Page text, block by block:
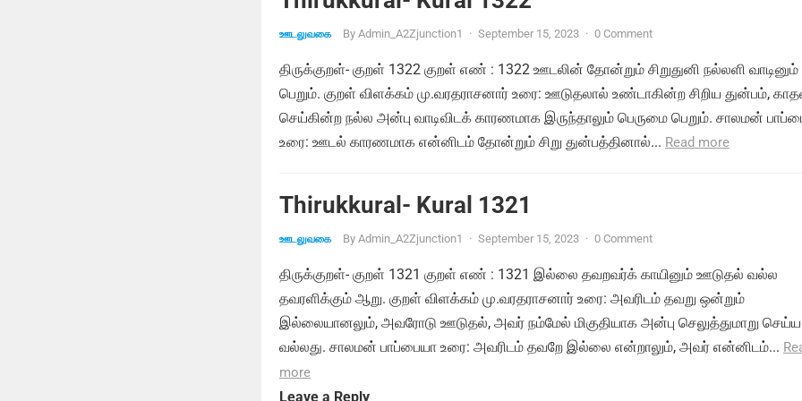
ஊடலுவகை By Admin_A2Zjunction1 · September 15, 2023 · 0 Comment
திருக்குறள்- குறள் 1322 குறள் எண் : 1322 ஊடலின் தோன்றும் சிறுதுனி நல்லளி வாடினும்
பெறும். குறள் விளக்கம் மு.வரதராசனார் உரை: ஊடுதலால் உண்டாகின்ற சிறிய துன்பம்,
செய்கின்ற நல்ல அன்பு வாடிவிடக் காரணமாக இருந்தாலும் பெருமை பெறும். சாலமன்
உரை: ஊடல் காரணமாக என்னிடம் தோன்றும் சிறு துன்பத்தினால்... Read more
Thirukkural- Kural 1321
ஊடலுவகை By Admin_A2Zjunction1 · September 15, 2023 · 0 Comment
திருக்குறள்- குறள் 1321 குறள் எண் : 1321 இல்லை தவறவர்க் காயினும் ஊடுதல் வல்ல
தவரளிக்கும் ஆறு. குறள் விளக்கம் மு.வரதராசனார் உரை: அவரிடம் தவறு ஒன்றும்
இல்லையானலும், அவரோடு ஊடுதல், அவர் நம்மேல் மிகுதியாக அன்பு செலுத்துமாறு செய்ய
வல்லது. சாலமன் பாப்பையா உரை: அவரிடம் தவறே இல்லை என்றாலும், அவர் என்னிடம்...
more
Leave a Reply